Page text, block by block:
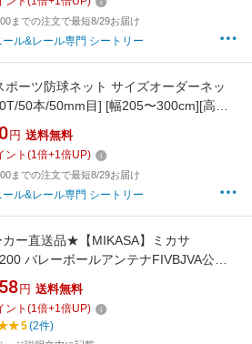
施設 バレーボール フットサル バスケ
ル ハンドボール
までの注文で最短8/29お届け
ール&レール専門 シートリー
ポーツ防球ネット サイズオーダーネッ
50本/50mm目] [幅205〜300cm][高さ
網 ネット網 無結節 ポリエチレン
防球 スポーツ防球 バレーボール サッカ
トサル バスケットボール ハンドボール
円 送料無料
ント (1倍+1倍UP)
までの注文で最短8/29お届け
ール&レール専門 シートリー
ー直送品★【MIKASA】ミカサ
バレーボールアンテナFIVBJVA公認
ト/レッド][バレーボール/アンテナ/2本1
テナのみ/AC-AN200/2本組]【RCP】
円 送料無料
ント (1倍+1倍UP)
5(2件)